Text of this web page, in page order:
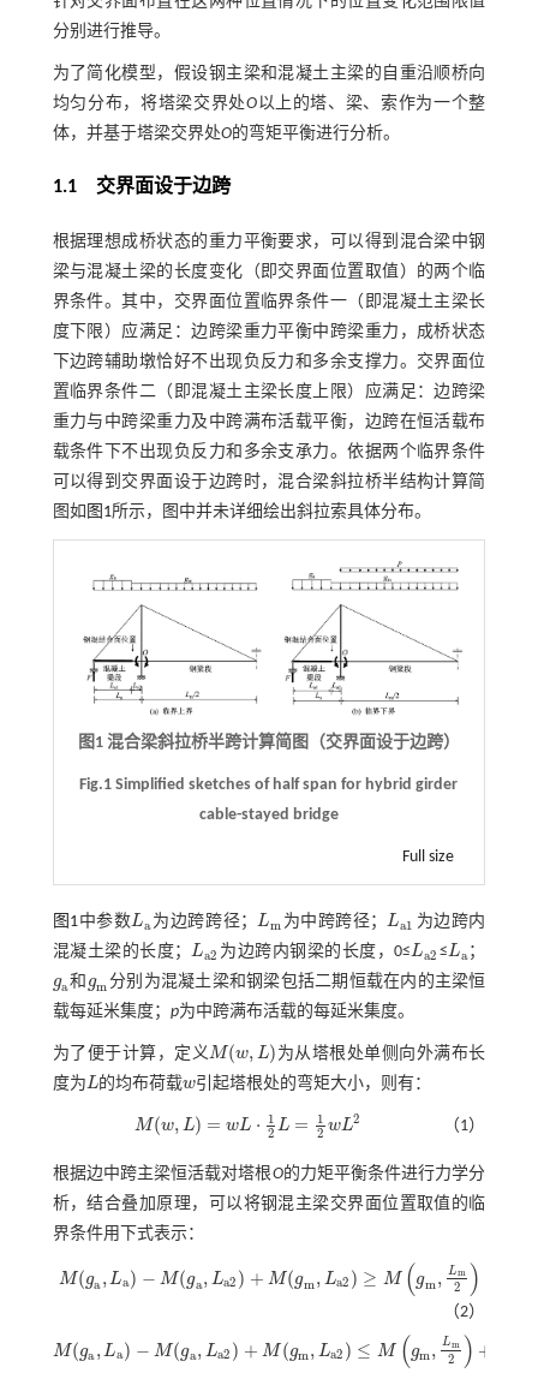
分别进行推导。
为了简化模型，假设钢主梁和混凝土主梁的自重沿顺桥向
均匀分布，将塔梁交界处O以上的塔、梁、索作为一个整
体，并基于塔梁交界处O的弯矩平衡进行分析。
1.1交界面设于边跨
根据理想成桥状态的重力平衡要求，可以得到混合梁中钢
梁与混凝土梁的长度变化（即交界面位置取值）的两个临
界条件。其中，交界面位置临界条件一（即混凝土主梁长
度下限）应满足：边跨梁重力平衡中跨梁重力，成桥状态
下边跨辅助墩恰好不出现负反力和多余支撑力。交界面位
置临界条件二（即混凝土主梁长度上限）应满足：边跨梁
重力与中跨梁重力及中跨满布活载平衡，边跨在恒活载布
载条件下不出现负反力和多余支承力。依据两个临界条件
可以得到交界面设于边跨时，混合梁斜拉桥半结构计算简
图如 图1所示，图中并未详细绘出斜拉索具体分布。
图1 混合梁斜拉桥半跨计算简图（交界面设于边跨）
Fig.1 Simplified sketches of half span for hybrid girder
cable-stayed bridge
Full size
图1中参数La
La 为边跨跨径；Lm
Lm 为中跨跨径；La1
La1 为边跨内
混凝土梁的长度；La2
La2 为边跨内钢梁的长度，0≤La2
La2 ≤La
La ；
ga
ga和 gm
gm 分别为混凝土梁和钢梁包括二期恒载在内的主梁恒
载每延米集度； p为中跨满布活载的每延米集度。
为了便于计算，定义M (w, L)
M( w,L)
为从塔根处单侧向外满布长
度为L
L 的均布荷载w
w引起塔根处的弯矩大小，则有：
M (w, L) = wL ⋅
1
2 L =
1
2 wL2
M( w,L) =w L·1 2L=1 2 wL2 （1）
根据边中跨主梁恒活载对塔根O的力矩平衡条件进行力学分
析，结合叠加原理，可以将钢混主梁交界面位置取值的临
界条件用下式表示：
M(ga ,La) − M (ga, La2 ) + M (gm, La2 ) ≥ M (gm, Lm
2 )
M( ga,La)-M (ga,La2)+M(gm, La 2)≥ Mgm ,Lm2
（2）
M(ga , La) − M(ga, La2 ) + M (gm, La2 ) ≤ M (gm, Lm
2 ) +
M( ga,La)-M (ga,La2)+M(gm, La 2)≤ Mgm ,Lm2+ M p,Lm2